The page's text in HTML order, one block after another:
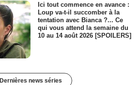
Ici tout commence en avance :
Loup va-t-il succomber à la
tentation avec Bianca ?... Ce
qui vous attend la semaine du
10 au 14 août 2026 [SPOILERS]
Dernières news séries